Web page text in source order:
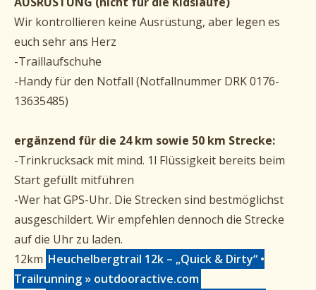
Wir kontrollieren keine Ausrüstung, aber legen es
euch sehr ans Herz
-Traillaufschuhe
-Handy für den Notfall (Notfallnummer DRK 0176-
13635485)
ergänzend für die 24 km sowie 50 km Strecke:
-Trinkrucksack mit mind. 1l Flüssigkeit bereits beim
Start gefüllt mitführen
-Wer hat GPS-Uhr. Die Strecken sind bestmöglichst
ausgeschildert. Wir empfehlen dennoch die Strecke
auf die Uhr zu laden.
12km Heuchelbergtrail 12k – „Quick & Dirty“ •
Trailrunning » outdooractive.com